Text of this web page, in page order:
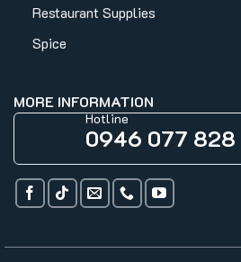
Restaurant Supplies
Spice
MORE INFORMATION
Hotline
0946 077 828